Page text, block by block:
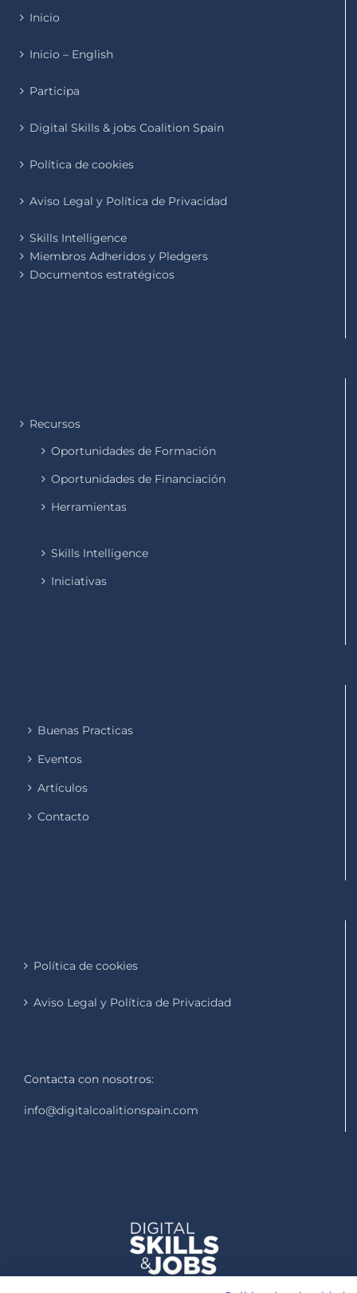
Inicio
Inicio – English
Participa
Digital Skills & jobs Coalition Spain
Política de cookies
Aviso Legal y Política de Privacidad
Skills Intelligence
Miembros Adheridos y Pledgers
Documentos estratégicos
Recursos
Oportunidades de Formación
Oportunidades de Financiación
Herramientas
Skills Intelligence
Iniciativas
Buenas Practicas
Eventos
Artículos
Contacto
Política de cookies
Aviso Legal y Política de Privacidad
Contacta con nosotros:
info@digitalcoalitionspain.com